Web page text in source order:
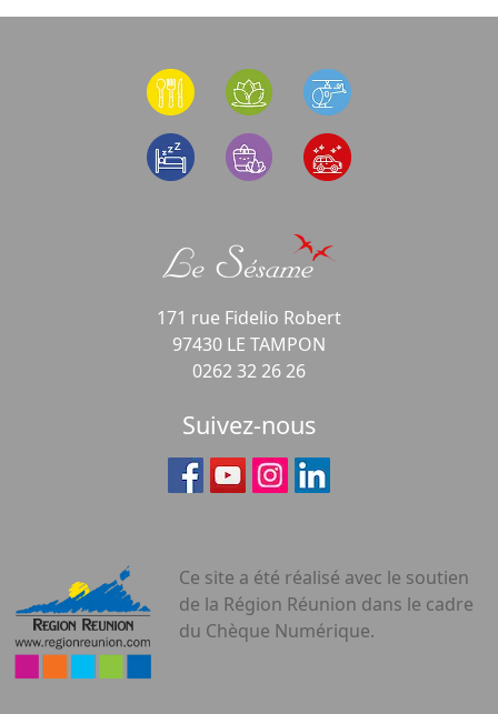
171 rue Fidelio Robert
97430 LE TAMPON
0262 32 26 26
Suivez-nous
Ce site a été réalisé avec le soutien
de la Région Réunion dans le cadre
du Chèque Numérique.